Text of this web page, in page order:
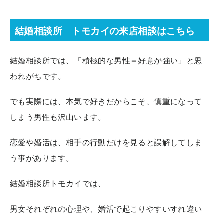
結婚相談所 トモカイの来店相談はこちら
結婚相談所では、「積極的な男性＝好意が強い」と思
われがちです。
でも実際には、本気で好きだからこそ、慎重になって
しまう男性も沢山います。
恋愛や婚活は、相手の行動だけを見ると誤解してしま
う事があります。
結婚相談所トモカイでは、
男女それぞれの心理や、婚活で起こりやすいすれ違い